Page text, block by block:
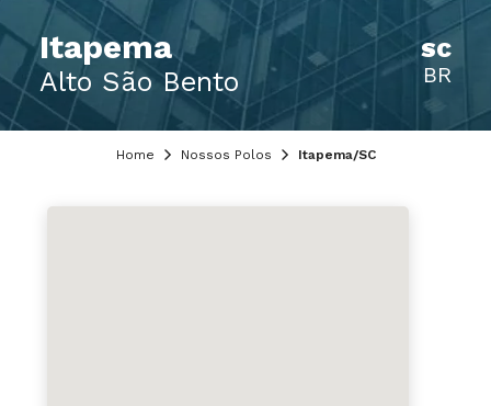
Itapema
Alto São Bento
SC
BR
Home Nossos Polos Itapema/SC